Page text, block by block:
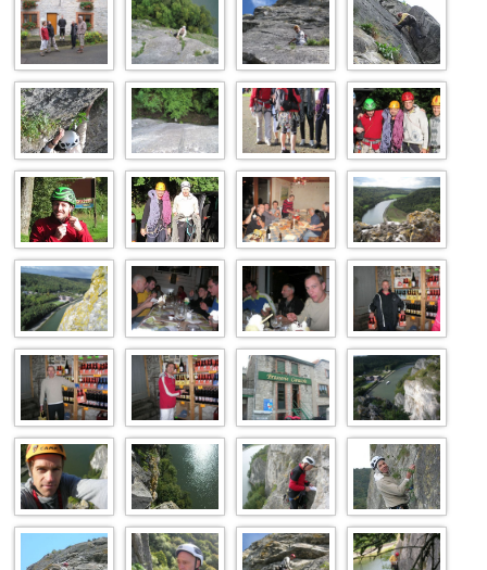
Fryer-37 Fryer-35 Fryer-34 Fryer-33
Fryer-32 Fryer-31 Fryer-30 Sierra ExifJPEG
Sierra ExifJPEG Sierra ExifJPEG Fryer-26 Fryer-25
Fryer-24 Fryer-23 Fryer-22 Fryer-19
Fryer-18 Fryer-17 Fryer-16 Fryer-15
Fryer-14 Fryer-12 Fryer-10 Fryer-09